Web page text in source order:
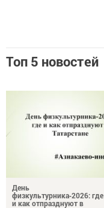
Топ 5 новостей
День
физкультурника‑2026: где
и как отпразднуют в